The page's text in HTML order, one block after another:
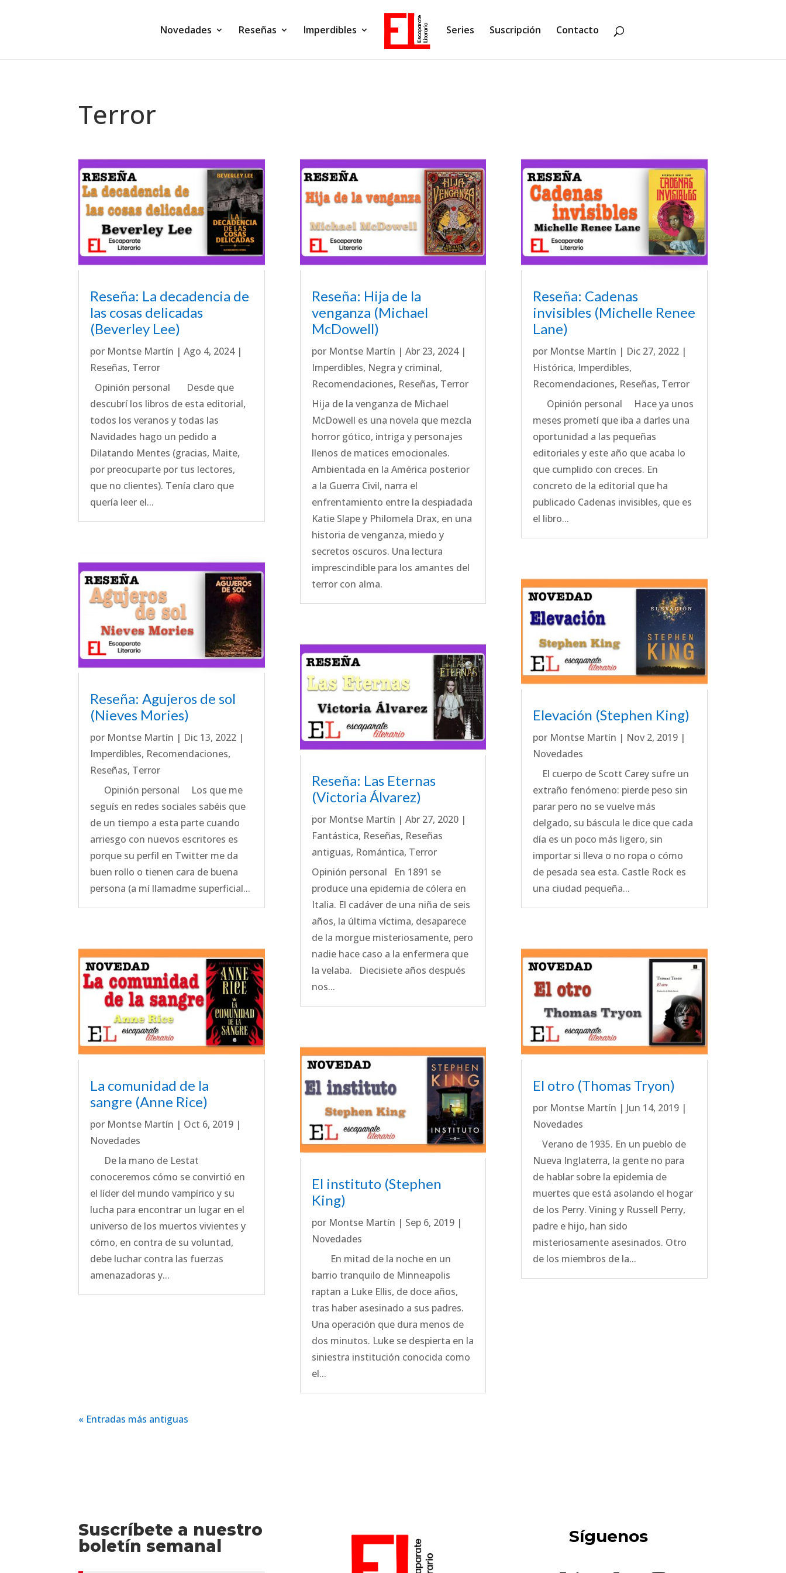
Novedades Reseñas Imperdibles Series Suscripción Contacto
Terror
Reseña: La decadencia de
las cosas delicadas
(Beverley Lee)
por Montse Martín |Ago 4, 2024|
Reseñas, Terror
Opinión personal Desde que
descubrí los libros de esta editorial,
todos los veranos y todas las
Navidades hago un pedido a
Dilatando Mentes (gracias, Maite,
por preocuparte por tus lectores,
que no clientes). Tenía claro que
quería leer el...
Reseña: Agujeros de sol
(Nieves Mories)
por Montse Martín | Dic 13, 2022 |
Imperdibles, Recomendaciones,
Reseñas, Terror
Opinión personal Los que me
seguís en redes sociales sabéis que
de un tiempo a esta parte cuando
arriesgo con nuevos escritores es
porque su perfil en Twitter me da
buen rollo o tienen cara de buena
persona (a mí llamadme superficial...
La comunidad de la
sangre (Anne Rice)
por Montse Martín | Oct 6, 2019 |
Novedades
De la mano de Lestat
conoceremos cómo se convirtió en
el líder del mundo vampírico y su
lucha para encontrar un lugar en el
universo de los muertos vivientes y
cómo, en contra de su voluntad,
debe luchar contra las fuerzas
amenazadoras y...
Reseña: Hija de la
venganza (Michael
McDowell)
por Montse Martín | Abr 23, 2024|
Imperdibles, Negra y criminal,
Recomendaciones, Reseñas, Terror
Hija de la venganza de Michael
McDowell es una novela que mezcla
horror gótico, intriga y personajes
llenos de matices emocionales.
Ambientada en la América posterior
a la Guerra Civil, narra el
enfrentamiento entre la despiadada
Katie Slape y Philomela Drax, en una
historia de venganza, miedo y
secretos oscuros. Una lectura
imprescindible para los amantes del
terror con alma.
Reseña: Las Eternas
(Victoria Álvarez)
por Montse Martín | Abr 27, 2020|
Fantástica, Reseñas, Reseñas
antiguas, Romántica, Terror
Opinión personal En 1891 se
produce una epidemia de cólera en
Italia. El cadáver de una niña de seis
años, la última víctima, desaparece
de la morgue misteriosamente, pero
nadie hace caso a la enfermera que
la velaba. Diecisiete años después
nos...
El instituto (Stephen
King)
por Montse Martín | Sep 6, 2019|
Novedades
En mitad de la noche en un
barrio tranquilo de Minneapolis
raptan a Luke Ellis, de doce años,
tras haber asesinado a sus padres.
Una operación que dura menos de
dos minutos. Luke se despierta en la
siniestra institución conocida como
el...
Reseña: Cadenas
invisibles (Michelle Renee
Lane)
por Montse Martín | Dic 27, 2022|
Histórica, Imperdibles,
Recomendaciones, Reseñas, Terror
Opinión personal Hace ya unos
meses prometí que iba a darles una
oportunidad a las pequeñas
editoriales y este año que acaba lo
que cumplido con creces. En
concreto de la editorial que ha
publicado Cadenas invisibles, que es
el libro...
Elevación (Stephen King)
por Montse Martín | Nov 2, 2019|
Novedades
El cuerpo de Scott Carey sufre un
extraño fenómeno: pierde peso sin
parar pero no se vuelve más
delgado, su báscula le dice que cada
día es un poco más ligero, sin
importar si lleva o no ropa o cómo
de pesada sea esta. Castle Rock es
una ciudad pequeña...
El otro (Thomas Tryon)
por Montse Martín | Jun 14, 2019|
Novedades
Verano de 1935. En un pueblo de
Nueva Inglaterra, la gente no para
de hablar sobre la epidemia de
muertes que está asolando el hogar
de los Perry. Vining y Russell Perry,
padre e hijo, han sido
misteriosamente asesinados. Otro
de los miembros de la...
« Entradas más antiguas
Suscríbete a nuestro
boletín semanal
Síguenos